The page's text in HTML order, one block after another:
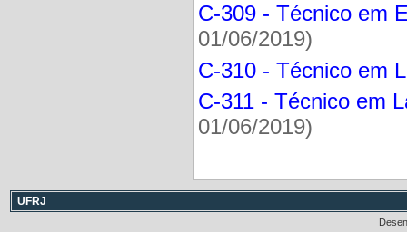
C-309 - Técnico em
01/06/2019)
C-310 - Técnico em
C-311 - Técnico em
01/06/2019)
UFRJ